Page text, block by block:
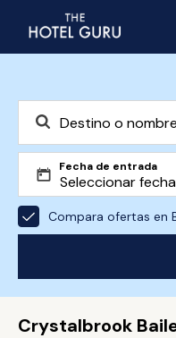
Fecha de entrada
Compara ofertas en
Crystalbrook